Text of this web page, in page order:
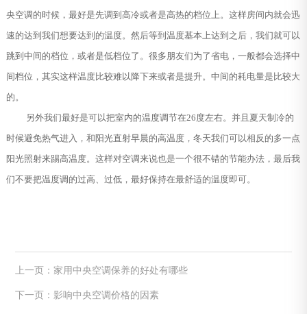
央空调的时候，最好是先调到高冷或者是高热的档位上。这样房间内就会迅
速的达到我们想要达到的温度。然后等到温度基本上达到之后，我们就可以
跳到中间的档位，或者是低档位了。很多朋友们为了省电，一般都会选择中
间档位，其实这样温度比较难以降下来或者是提升。中间的耗电量是比较大
的。
另外我们最好是可以把室内的温度调节在26度左右。并且夏天制冷的
时候避免热气进入，和阳光直射早晨的高温度，冬天我们可以相反的多一点
阳光照射来踢高温度。这样对空调来说也是一个很不错的节能办法，最后我
们不要把温度调的过高、过低，最好保持在最舒适的温度即可。
上一页：家用中央空调保养的好处有哪些
下一页：影响中央空调价格的因素